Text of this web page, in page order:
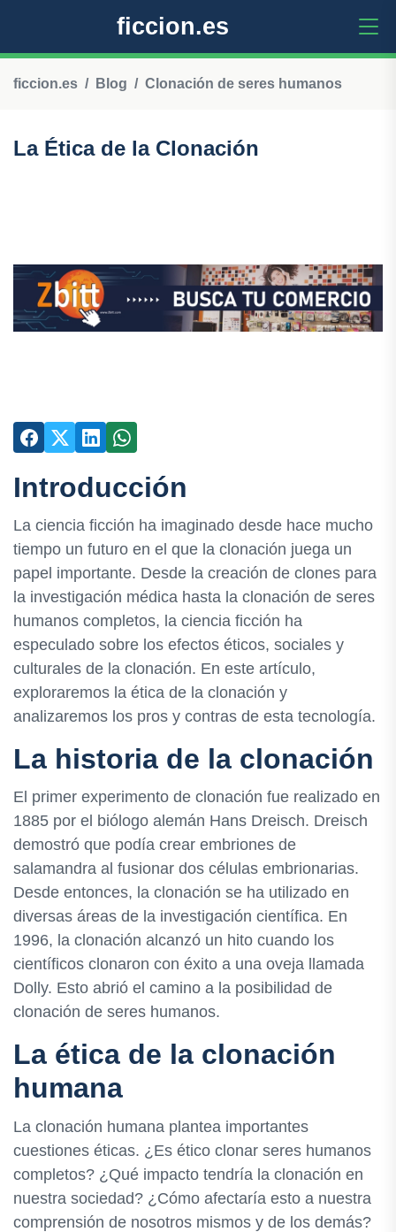
ficcion.es
ficcion.es Blog Clonación de seres humanos
La Ética de la Clonación
Introducción
La ciencia ficción ha imaginado desde hace mucho
tiempo un futuro en el que la clonación juega un
papel importante. Desde la creación de clones para
la investigación médica hasta la clonación de seres
humanos completos, la ciencia ficción ha
especulado sobre los efectos éticos, sociales y
culturales de la clonación. En este artículo,
exploraremos la ética de la clonación y
analizaremos los pros y contras de esta tecnología.
La historia de la clonación
El primer experimento de clonación fue realizado en
1885 por el biólogo alemán Hans Dreisch. Dreisch
demostró que podía crear embriones de
salamandra al fusionar dos células embrionarias.
Desde entonces, la clonación se ha utilizado en
diversas áreas de la investigación científica. En
1996, la clonación alcanzó un hito cuando los
científicos clonaron con éxito a una oveja llamada
Dolly. Esto abrió el camino a la posibilidad de
clonación de seres humanos.
La ética de la clonación
humana
La clonación humana plantea importantes
cuestiones éticas. ¿Es ético clonar seres humanos
completos? ¿Qué impacto tendría la clonación en
nuestra sociedad? ¿Cómo afectaría esto a nuestra
comprensión de nosotros mismos y de los demás?